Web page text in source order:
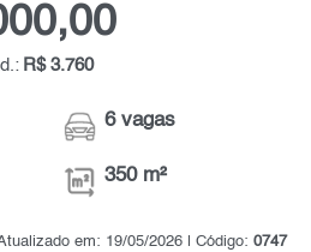
R$ 3.760
6 vagas
350 m²
em: 19/05/2026 | Código: 0747